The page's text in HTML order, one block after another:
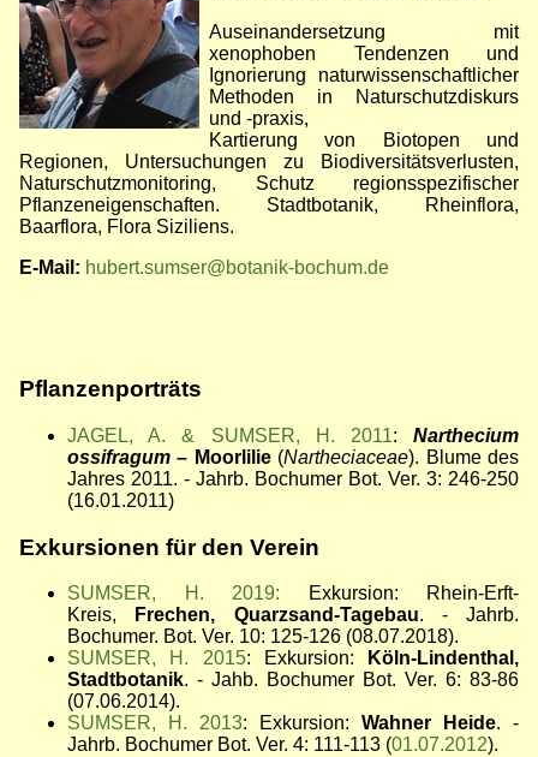
Auseinandersetzung mit
xenophoben Tendenzen und
Ignorierung naturwissenschaftlicher
Methoden in Naturschutzdiskurs
und -praxis,
Kartierung von Biotopen und
Regionen, Untersuchungen zu Biodiversitätsverlusten,
Naturschutzmonitoring, Schutz regionsspezifischer
Pflanzeneigenschaften. Stadtbotanik, Rheinflora,
Baarflora, Flora Siziliens.
E-Mail: hubert.sumser@botanik-bochum.de
Pflanzenporträts
JAGEL, A. & SUMSER, H. 2011:Narthecium
ossifragum – Moorlilie (Nartheciaceae). Blume des
Jahres 2011. - Jahrb. Bochumer Bot. Ver. 3: 246-250
(16.01.2011)
Exkursionen für den Verein
SUMSER, H. 2019:
Exkursion: Rhein-Erft-
Kreis,
Frechen, Quarzsand-Tagebau. - Jahrb.
Bochumer. Bot. Ver. 10: 125-126 (08.07.2018).
SUMSER, H. 2015: Exkursion:
Köln-Lindenthal,
Stadtbotanik. - Jahb. Bochumer Bot. Ver. 6: 83-86
(07.06.2014).
SUMSER, H. 2013: Exkursion: Wahner Heide. -
Jahrb. Bochumer Bot. Ver. 4: 111-113 (01.07.2012).